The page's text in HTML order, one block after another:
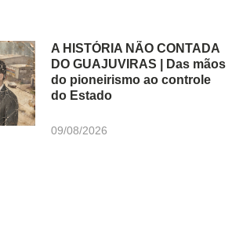
A HISTÓRIA NÃO CONTADA
DO GUAJUVIRAS | Das mãos
do pioneirismo ao controle
do Estado
09/08/2026